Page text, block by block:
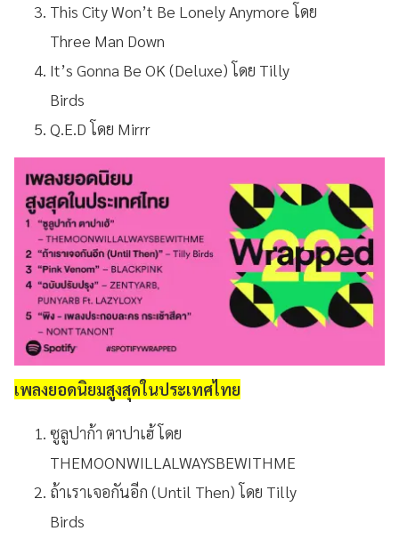
This City Won’t Be Lonely Anymore โดย
Three Man Down
It’s Gonna Be OK (Deluxe) โดย Tilly
Birds
Q.E.D โดย Mirrr
เพลงยอดนิยมสูงสุดในประเทศไทย
ซูลูปาก้า ตาปาเฮ้ โดย
THEMOONWILLALWAYSBEWITHME
ถ้าเราเจอกันอีก (Until Then) โดย Tilly
Birds